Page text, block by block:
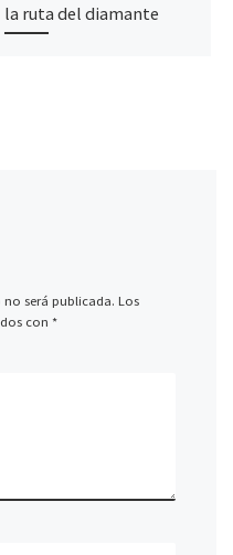
la ruta del diamante
será publicada. Los
con *